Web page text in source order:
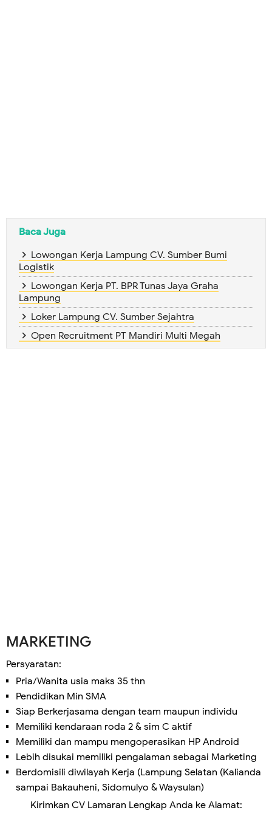
Baca Juga
Lowongan Kerja Lampung CV. Sumber Bumi
Logistik
Lowongan Kerja PT. BPR Tunas Jaya Graha
Lampung
Loker Lampung CV. Sumber Sejahtra
Open Recruitment PT Mandiri Multi Megah
MARKETING
Persyaratan:
Pria/Wanita usia maks 35 thn
Pendidikan Min SMA
Siap Berkerjasama dengan team maupun individu
Memiliki kendaraan roda 2 & sim C aktif
Memiliki dan mampu mengoperasikan HP Android
Lebih disukai memiliki pengalaman sebagai Marketing
Berdomisili diwilayah Kerja (Lampung Selatan (Kalianda
sampai Bakauheni, Sidomulyo & Waysulan)
Kirimkan CV Lamaran Lengkap Anda ke Alamat: